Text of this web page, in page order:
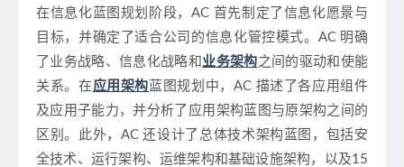
在信息化蓝图规划阶段，AC 首先制定了信息化愿景与
目标，并确定了适合公司的信息化管控模式。AC 明确
了业务战略、信息化战略和 业务架构之间的驱动和使能
关系。在 应用架构 蓝图规划中，AC 描述了各应用组件
及应用子能力，并分析了应用架构蓝图与原架构之间的
区别。此外，AC 还设计了总体技术架构蓝图，包括安
全技术、运行架构、运维架构和基础设施架构，以及15